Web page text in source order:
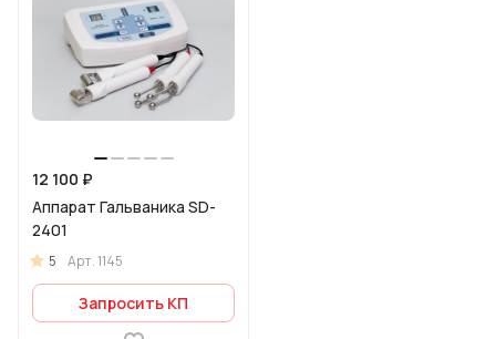
12 100 ₽
Аппарат Гальваника SD-
2401
5 Арт.1145
Запросить КП